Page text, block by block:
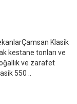
Klasik
kestane tonları ve
ve zarafet
550 ..